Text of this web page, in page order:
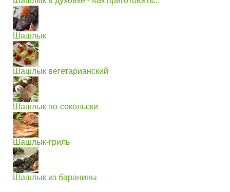
Шашлык
Шашлык вегетарианский
Шашлык по-сокольски
Шашлык-гриль
Шашлык из баранины